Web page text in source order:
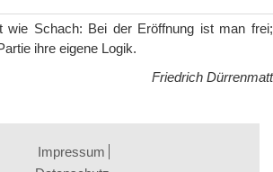
wie Schach: Bei der Eröffnung ist man frei;
ihre eigene Logik.
Friedrich Dürrenmatt
Impressum